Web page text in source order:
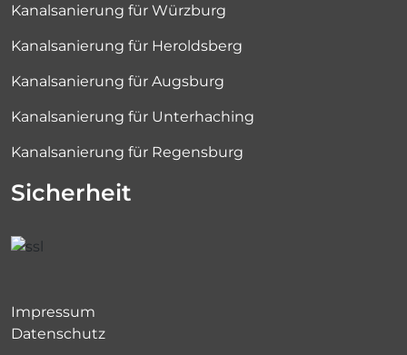
Kanalsanierung für Würzburg
Kanalsanierung für Heroldsberg
Kanalsanierung für Augsburg
Kanalsanierung für Unterhaching
Kanalsanierung für Regensburg
Sicherheit
Impressum
Datenschutz